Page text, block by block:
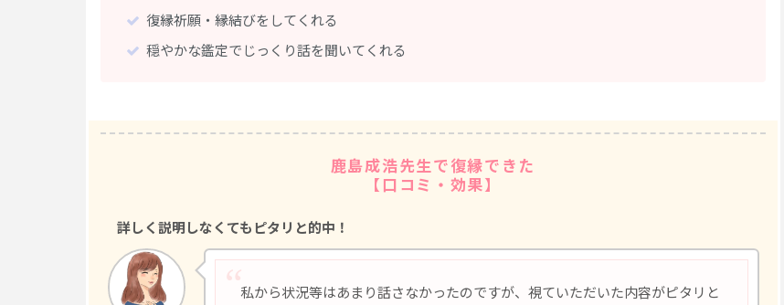
復縁祈願・縁結びをしてくれる
穏やかな鑑定でじっくり話を聞いてくれる
鹿島成浩先生で復縁できた
【口コミ・効果】
詳しく説明しなくてもピタリと的中！
私から状況等はあまり話さなかったのですが、視ていただいた内容がピタリと